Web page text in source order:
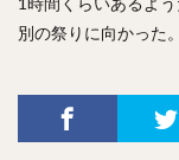
別の祭りに向かった。